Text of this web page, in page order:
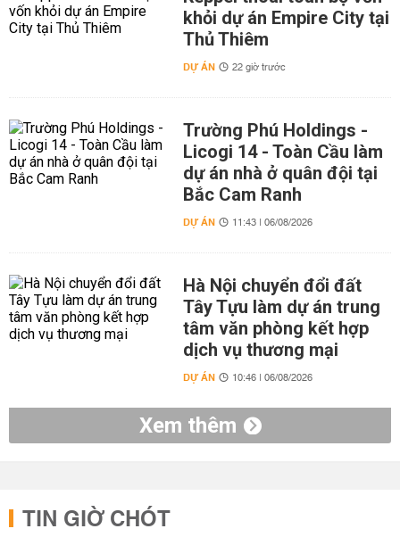
khỏi dự án Empire City tại
Thủ Thiêm
DỰ ÁN 22 giờ trước
Trường Phú Holdings -
Licogi 14 - Toàn Cầu làm
dự án nhà ở quân đội tại
Bắc Cam Ranh
DỰ ÁN 11:43 | 06/08/2026
Hà Nội chuyển đổi đất
Tây Tựu làm dự án trung
tâm văn phòng kết hợp
dịch vụ thương mại
DỰ ÁN 10:46 | 06/08/2026
Xem thêm
TIN GIỜ CHÓT